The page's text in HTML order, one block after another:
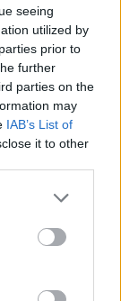
seeing
utilized by
prior to
further
parties on the
may
IAB’s List of
it to other
more Google
may click to
tags to
Google
– Olbia
Gravel
–
Ecosport